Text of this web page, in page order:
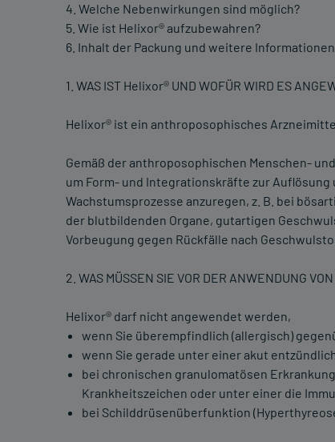
4. Welche Nebenwirkungen sind möglich?
5. Wie ist Helixor® aufzubewahren?
6. Inhalt der Packung und weitere Informationen
1. WAS IST Helixor® UND WOFÜR WIRD ES
Helixor® ist ein anthroposophisches
Gemäß der anthroposophischen Menschen-
um Form- und Integrationskräfte zur
Wachstumsprozesse anzuregen, z. B. bei
der blutbildenden Organe, gutartigen
Vorbeugung gegen Rückfälle nach
2. WAS MÜSSEN SIE VOR DER ANWENDUNG
Helixor® darf nicht angewendet werden,
wenn Sie überempfindlich (allergisch)
wenn Sie gerade unter einer akut
bei chronischen granulomatösen
Krankheitszeichen oder unter einer die
bei Schilddrüsenüberfunktion